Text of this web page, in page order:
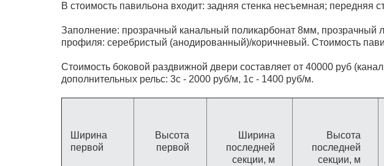
В стоимость павильона входит: задняя стенка несъемная; передняя
Заполнение: прозрачный канальный поликарбонат 8мм, прозрачный
профиля: серебристый (анодированный)/коричневый. Стоимость
Стоимость боковой раздвижной двери составляет от 40000 руб
дополнительных рельс: 3с - 2000 руб/м, 1с - 1400 руб/м.
Ширина
первой
Высота
первой
Ширина
последней
секции, м
Высота
последней
секции, м